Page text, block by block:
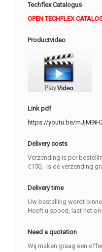
Techflex Catalogus
OPEN TECHFLEX
Productvideo
Link pdf
https://youtu.be/
Delivery costs
Verzending is per
€150,- is de verzending
Delivery time
Uw bestelling wordt
Heeft u spoed, laat het
Need a quotation
Wij maken graag een